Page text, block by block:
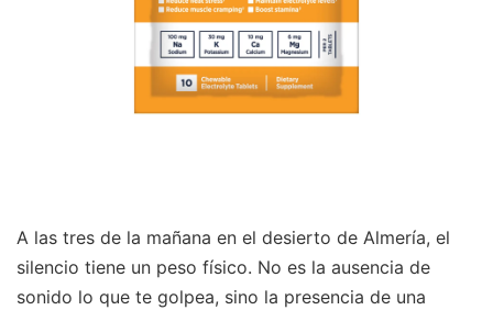
A las tres de la mañana en el desierto de Almería, el
silencio tiene un peso físico. No es la ausencia de
sonido lo que te golpea, sino la presencia de una